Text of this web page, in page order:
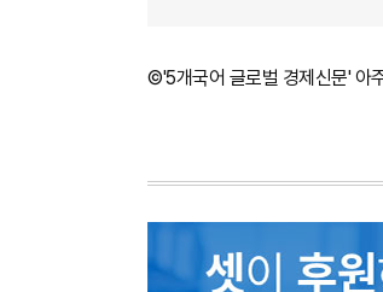
©'5개국어 글로벌 경제신문' 아